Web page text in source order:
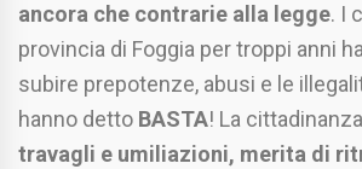
ancora che contrarie alla legge. I
provincia di Foggia per troppi anni
subire prepotenze, abusi e le
hanno detto BASTA! La
travagli e umiliazioni, merita di